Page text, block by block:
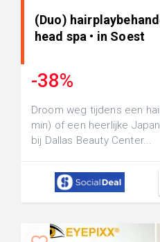
(Duo)
head spa • in Soest
-38%
Droom weg tijdens een
min) of een heerlijke
bij Dallas Beauty Center...